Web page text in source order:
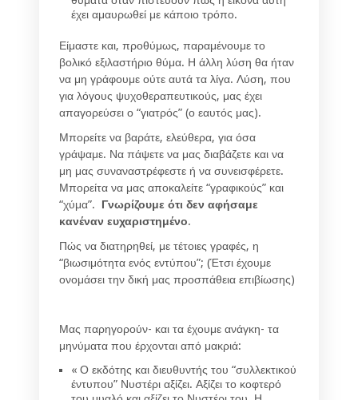
έχει αμαυρωθεί με κάποιο τρόπο.
Είμαστε και, προθύμως, παραμένουμε το
βολικό εξιλαστήριο θύμα. Η άλλη λύση θα ήταν
να μη γράφουμε ούτε αυτά τα λίγα. Λύση, που
για λόγους ψυχοθεραπευτικούς, μας έχει
απαγορεύσει ο “γιατρός” (ο εαυτός μας).
Μπορείτε να βαράτε, ελεύθερα, για όσα
γράψαμε. Να πάψετε να μας διαβάζετε και να
μη μας συναναστρέφεστε ή να συνεισφέρετε.
Μπορείτα να μας αποκαλείτε “γραφικούς” και
“χύμα”. Γνωρίζουμε ότι δεν αφήσαμε
κανέναν ευχαριστημένο.
Πώς να διατηρηθεί, με τέτοιες γραφές, η
“βιωσιμότητα ενός εντύπου”; (Έτσι έχουμε
ονομάσει την δική μας προσπάθεια επιβίωσης)
Μας παρηγορούν- και τα έχουμε ανάγκη- τα
μηνύματα που έρχονται από μακριά:
« Ο εκδότης και διευθυντής του “συλλεκτικού
έντυπου” Νυστέρι αξίζει. Αξίζει το κοφτερό